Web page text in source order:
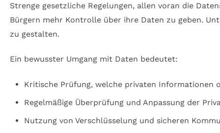
Strenge gesetzliche Regelungen, allen voran die
Bürgern mehr Kontrolle über ihre Daten zu geben.
zu gestalten.
Ein bewusster Umgang mit Daten bedeutet:
Kritische Prüfung, welche privaten Informationen
Regelmäßige Überprüfung und Anpassung der
Nutzung von Verschlüsselung und sicheren